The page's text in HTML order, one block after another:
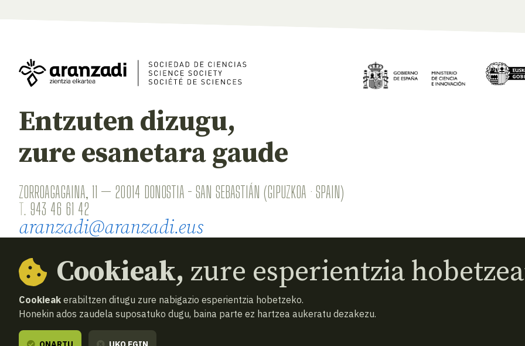
Entzuten dizugu,
zure esanetara gaude
ZORROAGAGAINA, 11 — 20014 DONOSTIA - SAN SEBASTIÁN (GIPUZKOA · SPAIN)
T. 943 46 61 42
aranzadi@aranzadi.eus
Aranzadi — Zientzia elkartea
Cookieak, zure esperientzia
Cookieak erabiltzen ditugu zure nabigazio esperientzia hobetzeko.
Honekin ados zaudela suposatuko dugu, baina parte ez hartzea aukeratu dezakezu.